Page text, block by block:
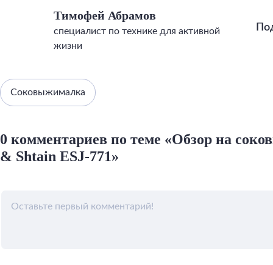
Тимофей Абрамов
специалист по технике для активной
жизни
Соковыжималка
0 комментариев по теме «Обзор на
& Shtain ESJ-771»